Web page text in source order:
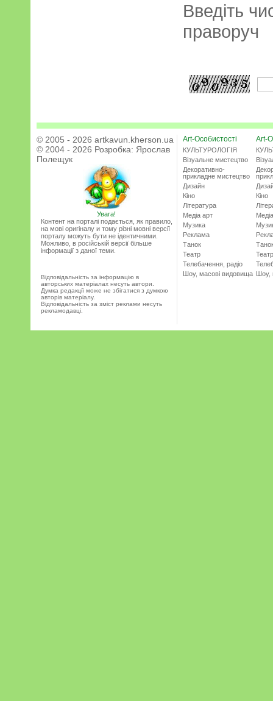
Введіть
праворуч
© 2005 - 2026 artkavun.kherson.ua
© 2004 - 2026 Розробка: Ярослав
Полещук
Увага!
Контент на порталі подається, як правило,
на мові оригіналу и тому різні мовні версії
порталу можуть бути не ідентичними.
Можливо, в російській версії більше
інформації з даної теми.
Відповідальність за інформацію в
авторських матеріалах несуть автори.
Думка редакції може не збігатися з думкою
авторів матеріалу.
Відповідальність за зміст реклами несуть
рекламодавці.
Art-Особистості
КУЛЬТУРОЛОГІЯ
Візуальне мистецтво
Декоративно-
прикладне мистецтво
Дизайн
Кіно
Література
Медіа арт
Музика
Реклама
Танок
Театр
Телебачення, радіо
Шоу, масові видовища
Art-
Кіно
Театр
Шоу,